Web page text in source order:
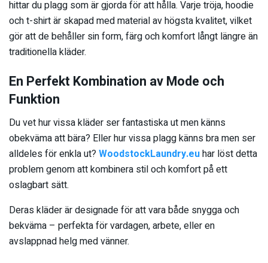
hittar du plagg som är gjorda för att hålla. Varje tröja, hoodie
och t-shirt är skapad med material av högsta kvalitet, vilket
gör att de behåller sin form, färg och komfort långt längre än
traditionella kläder.
En Perfekt Kombination av Mode och
Funktion
Du vet hur vissa kläder ser fantastiska ut men känns
obekväma att bära? Eller hur vissa plagg känns bra men ser
alldeles för enkla ut?WoodstockLaundry.euhar löst detta
problem genom att kombinera stil och komfort på ett
oslagbart sätt.
Deras kläder är designade för att vara både snygga och
bekväma – perfekta för vardagen, arbete, eller en
avslappnad helg med vänner.